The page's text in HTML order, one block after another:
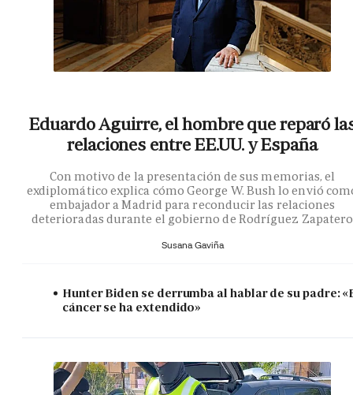
Eduardo Aguirre, el hombre que reparó
relaciones entre EE.UU. y España
Con motivo de la presentación de sus memorias, el
exdiplomático explica cómo George W. Bush lo envió
embajador a Madrid para reconducir las relaciones
deterioradas durante el gobierno de Rodríguez Zapatero
Susana Gaviña
Hunter Biden se derrumba al hablar de su padre:
cáncer se ha extendido»